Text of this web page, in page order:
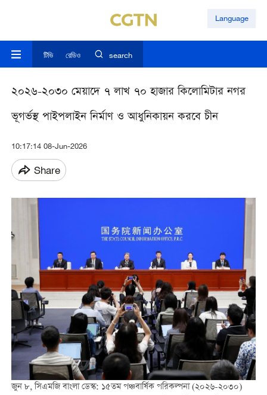
Language
টিভি রেডিও search
২০২৬-২০৩০ মেয়াদে ৭ লাখ ৭০ হাজার কিলোমিটার নগর
ভূগর্ভস্থ পাইপলাইন নির্মাণ ও আধুনিকায়ন করবে চীন
10:17:14 08-Jun-2026
Share
জুন ৮, সিএমজি বাংলা ডেস্ক: ১৫তম পঞ্চবার্ষিক পরিকল্পনা (২০২৬-২০৩০)